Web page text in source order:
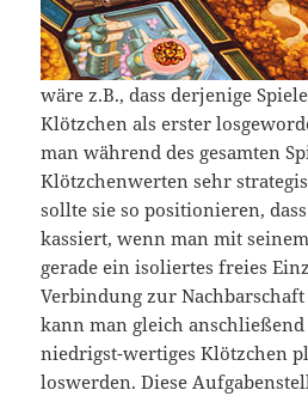
wäre z.B., dass derjenige
Klötzchen als erster
man während des gesamten
Klötzchenwerten sehr
sollte sie so positionieren,
kassiert, wenn man mit
gerade ein isoliertes freies
Verbindung zur
kann man gleich anschließend
niedrigst-wertiges Klötzchen
loswerden. Diese